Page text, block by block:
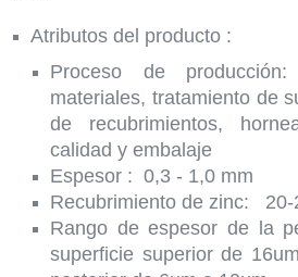
Atributos del producto :
Proceso de producción:
materiales, tratamiento de
de recubrimientos,
calidad y embalaje
Espesor : 0,3 - 1,0 mm
Recubrimiento de zinc:
Rango de espesor de la
superficie superior de